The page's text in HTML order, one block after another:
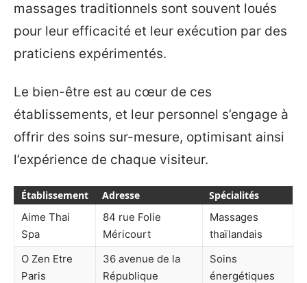
massages traditionnels sont souvent loués
pour leur efficacité et leur exécution par des
praticiens expérimentés.
Le bien-être est au cœur de ces
établissements, et leur personnel s’engage à
offrir des soins sur-mesure, optimisant ainsi
l’expérience de chaque visiteur.
Établissement Adresse
Spécialités
Aime Thai
Spa
84 rue Folie
Méricourt
Massages
thaïlandais
O Zen Etre
Paris
36 avenue de la
République
Soins
énergétiques